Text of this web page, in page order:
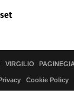
VIRGILIO
Cookie Policy